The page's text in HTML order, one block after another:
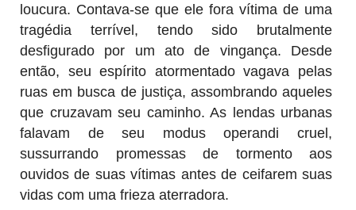
loucura. Contava-se que ele fora vítima de uma
tragédia terrível, tendo sido brutalmente
desfigurado por um ato de vingança. Desde
então, seu espírito atormentado vagava pelas
ruas em busca de justiça, assombrando aqueles
que cruzavam seu caminho. As lendas urbanas
falavam de seu modus operandi cruel,
sussurrando promessas de tormento aos
ouvidos de suas vítimas antes de ceifarem suas
vidas com uma frieza aterradora.